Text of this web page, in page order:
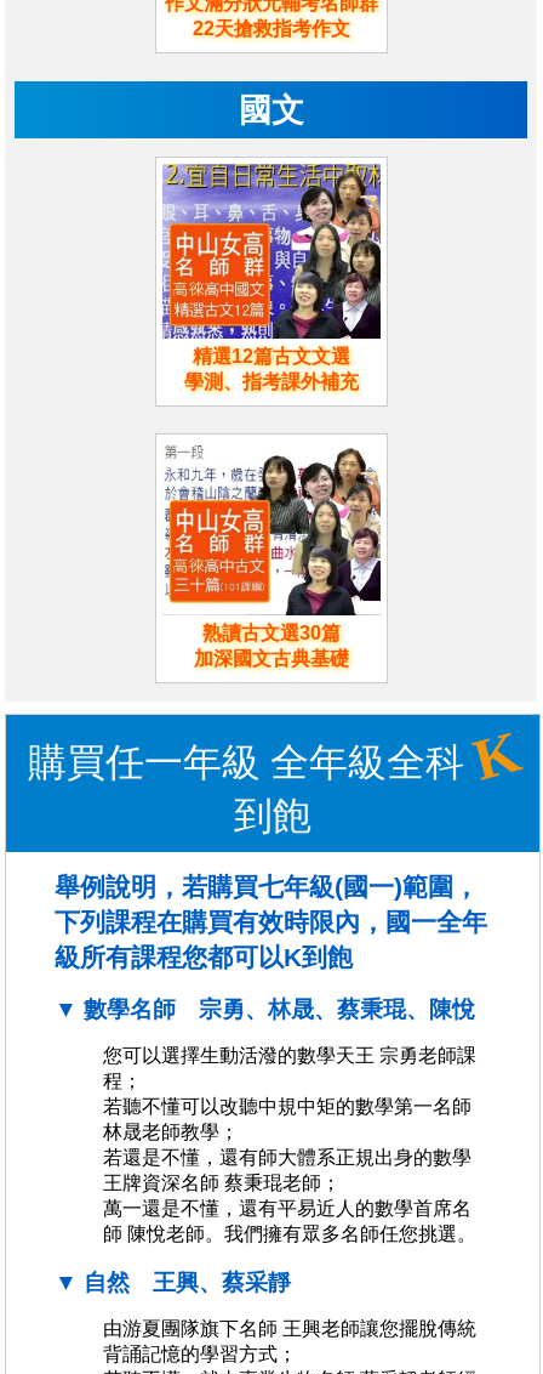
22天搶救指考作文
國文
精選12篇古文文選
學測、指考課外補充
熟讀古文選30篇
加深國文古典基礎
購買任一年級 全年級全科K
到飽
舉例說明，若購買七年級(國一)範圍，
下列課程在購買有效時限內，國一全年
級所有課程您都可以K到飽
▼ 數學名師 宗勇、林晟、蔡秉琨、陳悅
您可以選擇生動活潑的數學天王 宗勇老師課
程；
若聽不懂可以改聽中規中矩的數學第一名師
林晟老師教學；
若還是不懂，還有師大體系正規出身的數學
王牌資深名師 蔡秉琨老師；
萬一還是不懂，還有平易近人的數學首席名
師 陳悅老師。我們擁有眾多名師任您挑選。
▼ 自然 王興、蔡采靜
由游夏團隊旗下名師 王興老師讓您擺脫傳統
背誦記憶的學習方式；